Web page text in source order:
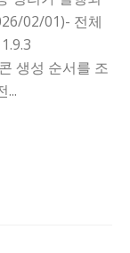
02/01)- 전체
생성 순서를 조
...